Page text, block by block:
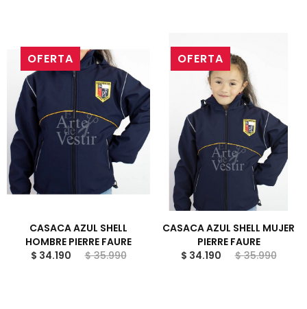
OFERTA
CASACA AZUL SHELL
HOMBRE PIERRE FAURE
$ 34.190
$ 35.990
OFERTA
CASACA AZUL SHELL MUJER
PIERRE FAURE
$ 34.190
$ 35.990